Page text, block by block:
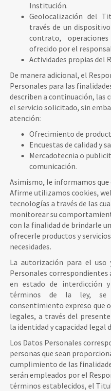
Institución.
Geolocalización del
través de un
contrato,
ofrecido por el
Actividades propias del
De manera adicional, el
Personales para las
describen a continuación, las
el servicio solicitado, sin
atención:
Ofrecimiento de
Encuestas de calidad y
Mercadotecnia o
comunicación.
Asimismo, le informamos
Afirme utilizamos cookies,
tecnologías a través de las
monitorear su
con la finalidad de brindarle
ofrecerle productos y servicios
necesidades.
La autorización para el
Personales correspondientes
en estado de interdicción
términos de la ley, se
consentimiento expreso que
legales, a través del
la identidad y capacidad legal
Los Datos Personales
personas que sean
cumplimiento de las
serán empleados por el
términos establecidos, el